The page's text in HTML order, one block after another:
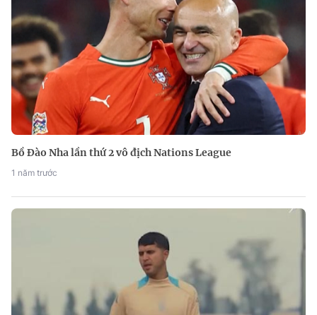
Bồ Đào Nha lần thứ 2 vô địch Nations League
1 năm trước